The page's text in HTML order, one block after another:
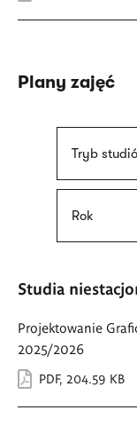
Plany zajęć
Tryb
Rok
Studia
Projektowanie
2025/2026
PDF, 204.59 KB